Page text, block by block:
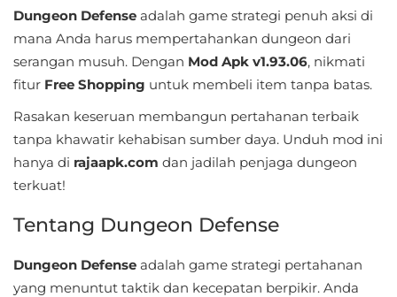
Music
Puzzle
Racing
Role
Playing
Sandbox
Shooting
Dungeon Defense adalah game strategi penuh aksi di
mana Anda harus mempertahankan dungeon dari
serangan musuh. Dengan Mod Apk v1.93.06, nikmati
fitur Free Shopping untuk membeli item tanpa batas.
Rasakan keseruan membangun pertahanan terbaik
tanpa khawatir kehabisan sumber daya. Unduh mod ini
hanya di rajaapk.com dan jadilah penjaga dungeon
terkuat!
Tentang Dungeon Defense
Dungeon Defense adalah game strategi pertahanan
yang menuntut taktik dan kecepatan berpikir. Anda